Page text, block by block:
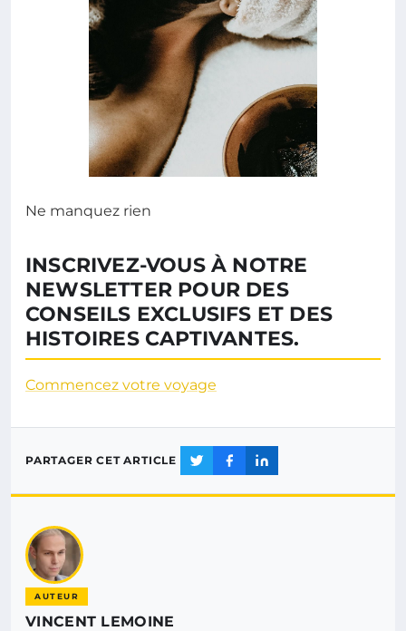
Ne manquez rien
INSCRIVEZ-VOUS À NOTRE
NEWSLETTER POUR DES
CONSEILS EXCLUSIFS ET DES
HISTOIRES CAPTIVANTES.
Commencez votre voyage
PARTAGER CET ARTICLE
AUTEUR
VINCENT LEMOINE